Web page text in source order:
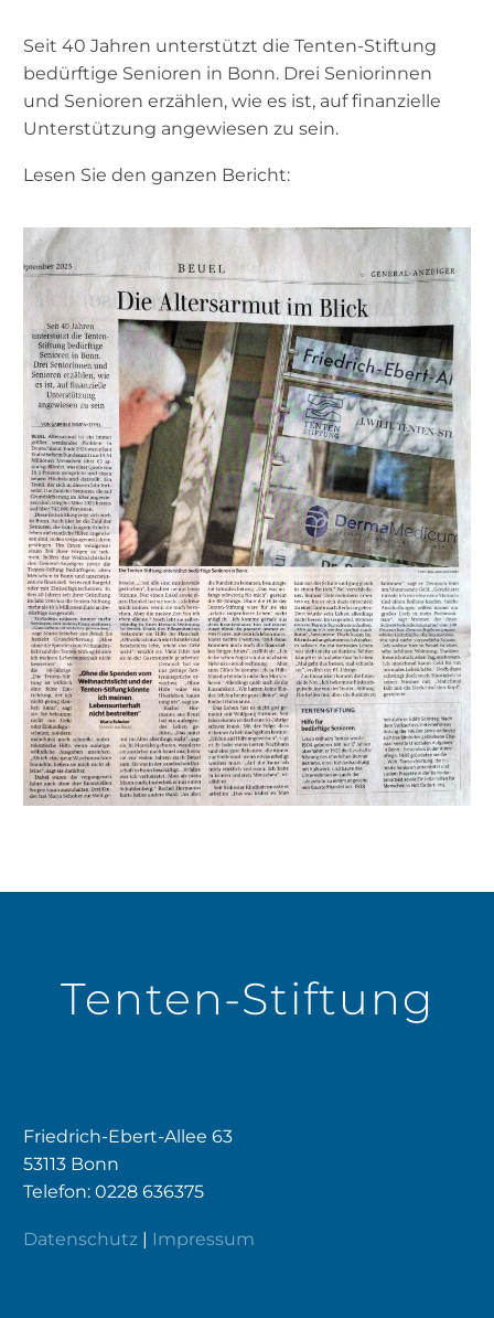
Seit 40 Jahren unterstützt die Tenten-Stiftung
bedürftige Senioren in Bonn. Drei Seniorinnen
und Senioren erzählen, wie es ist, auf finanzielle
Unterstützung angewiesen zu sein.
Lesen Sie den ganzen Bericht:
Tenten-Stiftung
Friedrich-Ebert-Allee 63
53113 Bonn
Telefon: 0228 636375
Datenschutz | Impressum